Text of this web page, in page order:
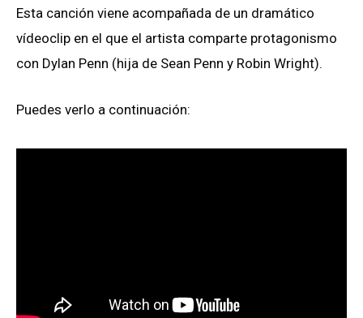
Esta canción viene acompañada de un dramático
vídeoclip en el que el artista comparte protagonismo
con Dylan Penn (hija de Sean Penn y Robin Wright).
Puedes verlo a continuación: